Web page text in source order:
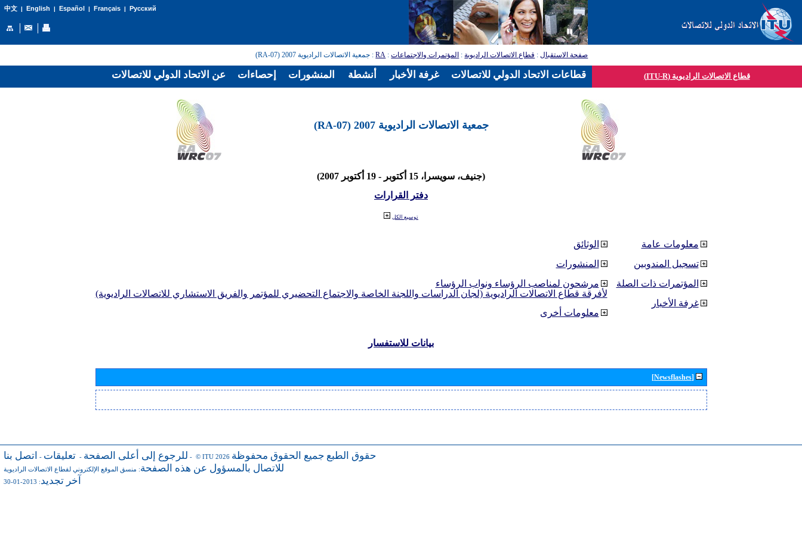
中文| English | Español | Français| Русский
صفحة الاستقبال: قطاع الاتصالات الراديوية: المؤتمرات والاجتماعات:
RA: جمعية الاتصالات الراديوية 2007 (RA-07)
قطاع الاتصالات الراديوية (ITU-R)
جمعية الاتصالات الراديوية 2007 (RA-07)
(جنيف، سويسرا، 15 أكتوبر - 19 أكتوبر 2007)
دفتر القرارات
توسيع الكل
الوثائق
المنشورات
مرشحون لمناصب الرؤساء ونواب الرؤساء
لأفرقة قطاع الاتصالات الراديوية (لجان الدراسات واللجنة الخاصة والاجتماع التحضيري للمؤتمر والفريق الاستشاري للاتصالات الراديوية)
معلومات أخرى
معلومات عامة
تسجيل المندوبين
المؤتمرات ذات الصلة
غرفة الأخبار
بيانات للاستفسار
[Newsflashes]
للرجوع إلى أعلى الصفحة - تعليقات - اتصل بنا - © ITU 2026 حقوق الطبع جميع الحقوق محفوظة
للاتصال بالمسؤول عن هذه الصفحة: منسق الموقع الإلكتروني لقطاع الاتصالات الراديوية
آخر تجديد: 2013-01-30
عن الاتحاد الدولي للاتصالات إحصاءات المنشورات أنشطة غرفة الأخبار قطاعات الاتحاد الدولي للاتصالات